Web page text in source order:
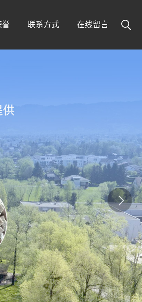
誉 联系方式 在线留言